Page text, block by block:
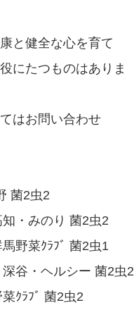
と健全な心を育て
にたつものはありま
はお問い合わせ
菌2虫2
知・みのり 菌2虫2
野菜ｸﾗﾌﾞ 菌2虫1
谷・ヘルシー 菌2虫2
ｸﾗﾌﾞ 菌2虫2